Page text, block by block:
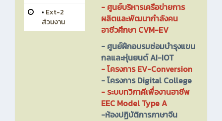
• Ext-2
ส่วนงาน
- ศูนย์บริหารเครือข่ายการ
ผลิตและพัฒนากำลังคน
อาชีวศึกษา CVM-EV
- ศูนย์ฝึกอบรมซ่อมบำรุงแขน
กลและหุ่นยนต์ AI-IOT
-โครงการ EV-Conversion
- โครงการ Digital College
- ระบบทวิภาคีเพื่องานอาชีพ
EEC Model Type A
-ห้องปฏิบัติการภาษาจีน